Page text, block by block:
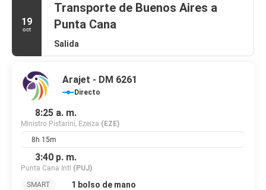
19
oct
Transporte de Buenos Aires a
Punta Cana
Salida
Arajet - DM 6261
Directo
8:25 a. m.
Ministro Pistarini, Ezeiza (EZE)
8h 15m
3:40 p. m.
Punta Cana Intl (PUJ)
SMART
1 bolso de mano